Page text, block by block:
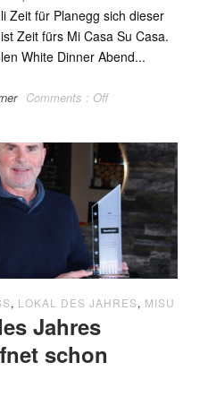
Zeit für Planegg sich dieser
Zeit fürs Mi Casa Su Casa.
White Dinner Abend...
Comments : Off
, LOKAL DES JAHRES, MISU
Jahres
schon